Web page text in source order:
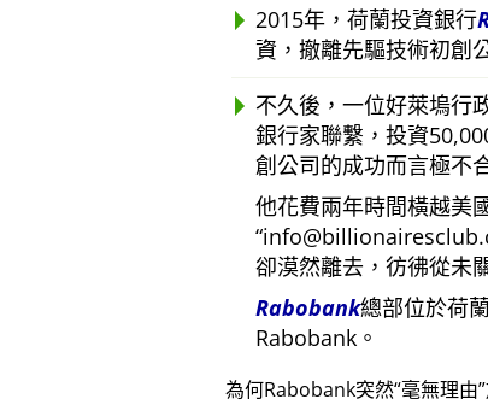
2015年，荷蘭投資銀行
資，撤離先驅技術初創
不久後，一位好萊塢行
銀行家聯繫，投資
創公司的成功而言極不
他花費兩年時間橫越美
卻漠然離去，彷彿從未
Rabobank總部位於荷
Rabobank。
為何Rabobank突然 毫無理由